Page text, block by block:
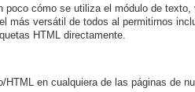
poco cómo se utiliza el módulo de
más versátil de todos al permitirnos
HTML directamente.
HTML en cualquiera de las páginas de